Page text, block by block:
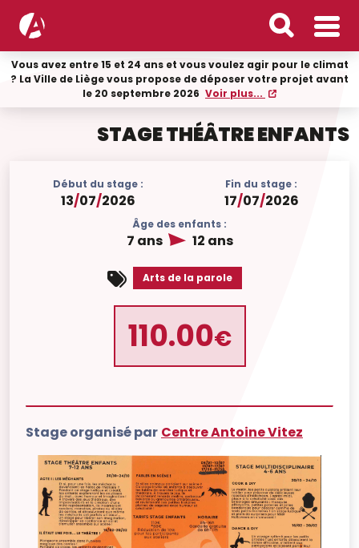
Vous avez entre 15 et 24 ans et vous voulez agir pour le climat
? La Ville de Liège vous propose de déposer votre projet avant
le 20 septembre 2026 Voir plus...
STAGE THÉÂTRE ENFANTS
Début du stage :
13/07/2026
Fin du stage :
17/07/2026
Âge des enfants :
7 ans 12 ans
Arts de la parole
110.00€
Stage organisé par Centre Antoine Vitez